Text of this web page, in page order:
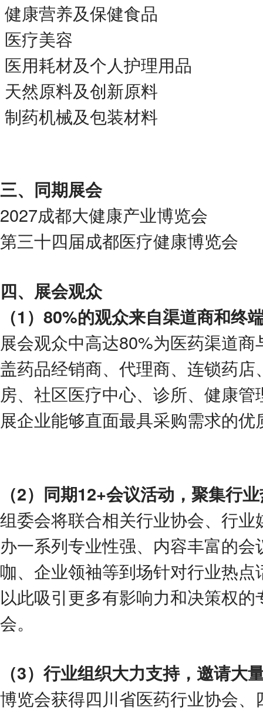
健康营养及保健食品
医疗美容
医用耗材及个人护理用品
天然原料及创新原料
制药机械及包装材料
三、同期展会
2027成都大健康产业博览会
第三十四届成都医疗健康博览会
四、展会观众
（1 ） 80%的观众来自渠道商和终
展会观众中高达80%为医药渠道
盖药品经销商、代理商、连锁药
房、社区医疗中心、诊所、健康
展企业能够直面最具采购需求的优
（2）同期12+会议活动，聚集行
组委会将联合相关行业协会、行
办一系列专业性强、内容丰富的
咖、企业领袖等到场针对行业热
以此吸引更多有影响力和决策权
会。
（3）行业组织大力支持，邀请大
博览会获得四川省医药行业协会